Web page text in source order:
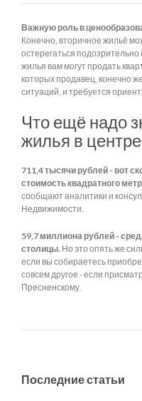
Важную роль в
Конечно, вторичное жильё
остерегаться
жилья вам могут продать
которых продавец, конечно
ситуаций, и требуется
Что ещё надо
жилья в
711,4 тысячи рублей - вот
стоимость квадратного
сообщают аналитики и
Недвижимости.
59,7 миллиона рублей -
столицы. Но это опять же
если вы собираетесь
совсем другое - если
Пресненскому.
Последние статьи